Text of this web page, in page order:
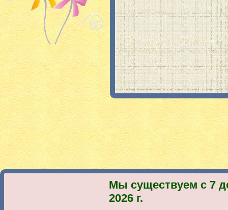
Мы существуем с 7
2026 г.